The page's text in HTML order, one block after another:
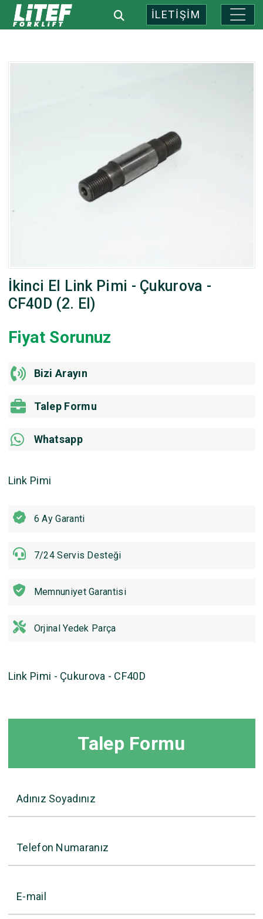
İLETİŞİM
İkinci El Link Pimi - Çukurova -
CF40D (2. El)
Fiyat Sorunuz
Bizi Arayın
Talep Formu
Whatsapp
Link Pimi
6 Ay Garanti
7/24 Servis Desteği
Memnuniyet Garantisi
Orjinal Yedek Parça
Link Pimi - Çukurova - CF40D
Talep Formu
Adınız Soyadınız
Telefon Numaranız
E-mail